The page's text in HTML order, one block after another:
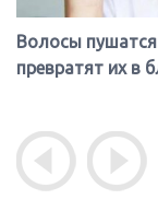
Волосы
превратят их в